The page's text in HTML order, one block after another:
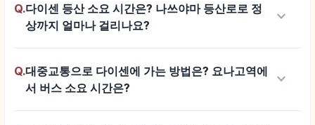
Q.다이센 등산 소요 시간은? 나쓰야마 등산로로 정
상까지 얼마나 걸리나요?
keyboard_arrow_down
Q.대중교통으로 다이센에 가는 방법은? 요나고역에
서 버스 소요 시간은?
keyboard_arrow_down